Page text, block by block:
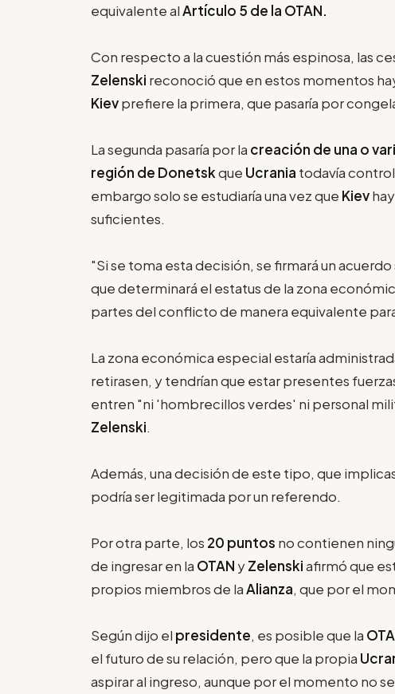
equivalente alArtículo 5 de la OTAN.
Con respecto a la cuestión más espinosa, las
Zelenski reconoció que en estos momentos
Kievprefiere la primera, que pasaría por
La segunda pasaría por la creación de una o
región de Donetskque Ucrania todavía
embargo solo se estudiaría una vez que Kiev
suficientes.
"Si se toma esta decisión, se firmará un
que determinará el estatus de la zona
partes del conflicto de manera equivalente
La zona económica especial estaría
retirasen, y tendrían que estar presentes
entren "ni 'hombrecillos verdes' ni personal
Zelenski.
Además, una decisión de este tipo, que
podría ser legitimada por un referendo.
Por otra parte, los 20 puntos no contienen
de ingresar en la OTAN yZelenskiafirmó que
propios miembros de laAlianza, que por el
Según dijo el presidente, es posible que la
el futuro de su relación, pero que la propia
aspirar al ingreso, aunque por el momento no